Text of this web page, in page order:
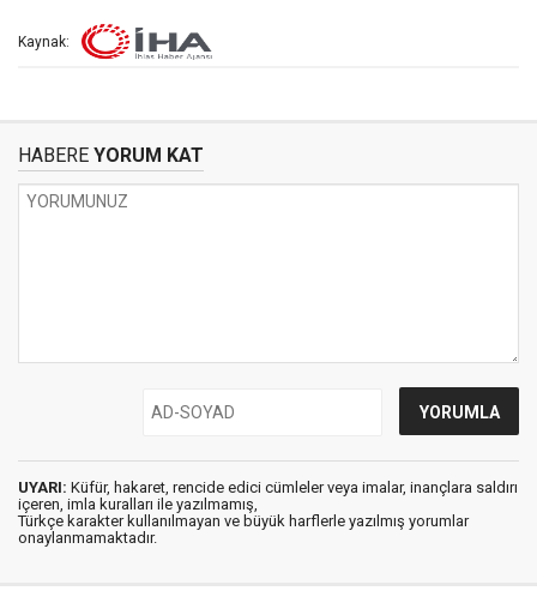
Kaynak:
HABERE YORUM KAT
UYARI: Küfür, hakaret, rencide edici cümleler veya imalar, inançlara saldırı
içeren, imla kuralları ile yazılmamış,
Türkçe karakter kullanılmayan ve büyük harflerle yazılmış yorumlar
onaylanmamaktadır.